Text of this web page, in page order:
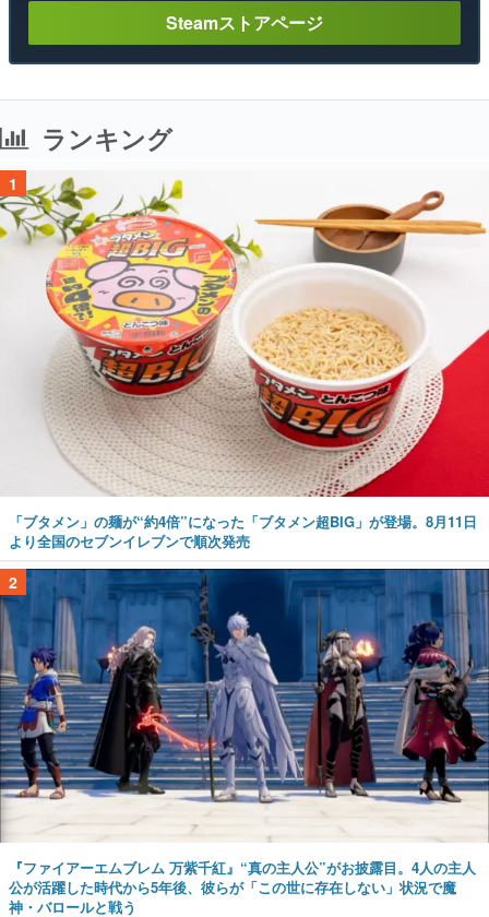
Steamストアページ
ランキング
1
「ブタメン」の麺が“約4倍”になった「ブタメン超BIG」が登場。8月11日
より全国のセブンイレブンで順次発売
2
『ファイアーエムブレム 万紫千紅』“真の主人公”がお披露目。4人の主人
公が活躍した時代から5年後、彼らが「この世に存在しない」状況で魔
神・バロールと戦う